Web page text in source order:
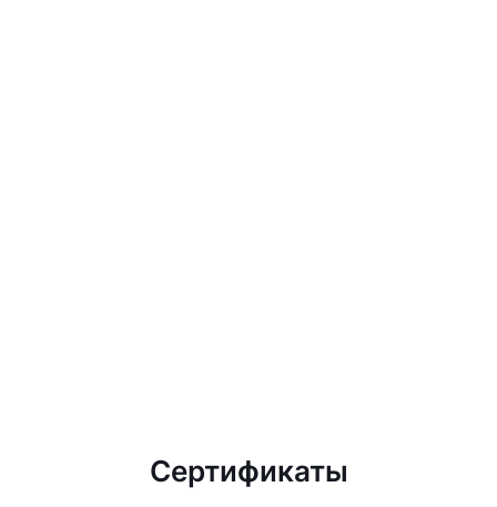
Сертификаты